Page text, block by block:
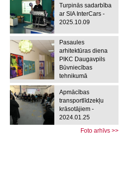
Turpinās sadarbība
ar SIA InterCars -
2025.10.09
Pasaules
arhitektūras diena
PIKC Daugavpils
Būvniecības
tehnikumā
Apmācības
transportlīdzekļu
krāsotājiem -
2024.01.25
Foto arhīvs >>